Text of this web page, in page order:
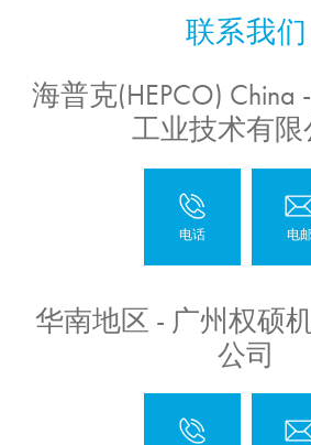
海普克(HEPCO)
工业技术有限
华南地区 - 广州权硕
公司